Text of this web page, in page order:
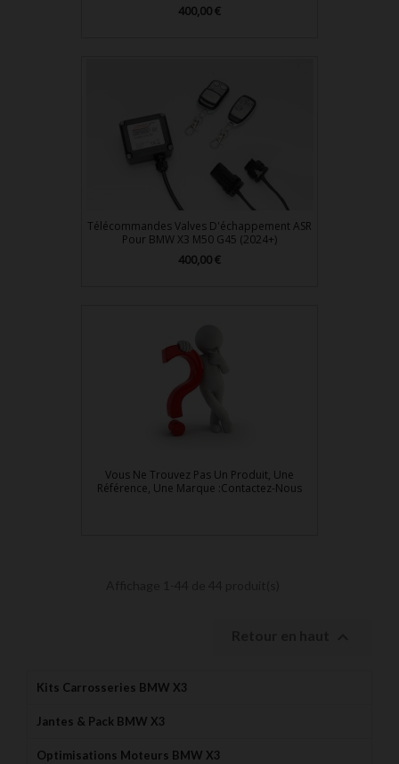
Prix
400,00 €
Télécommandes Valves D'échappement ASR
Pour BMW X3 M50 G45 (2024+)
Prix
400,00 €
Vous Ne Trouvez Pas Un Produit, Une
Référence, Une Marque :Contactez-Nous
Kits Carrosseries BMW X3
Jantes & Pack BMW X3
Optimisations Moteurs BMW X3